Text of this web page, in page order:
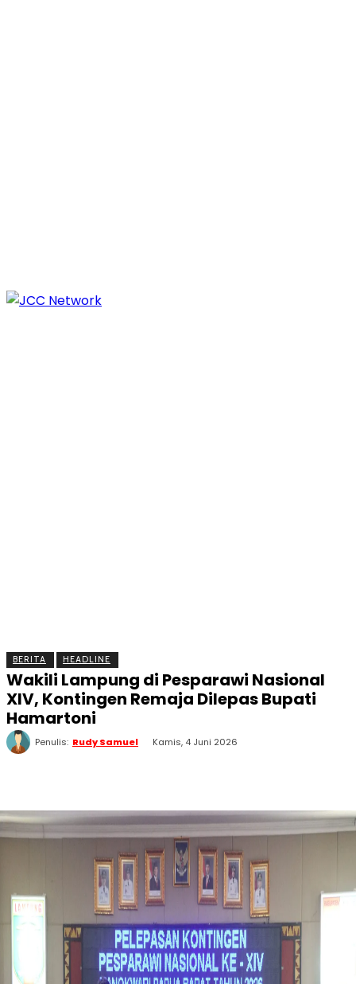
BERITA HEADLINE
Wakili Lampung di Pesparawi Nasional
XIV, Kontingen Remaja Dilepas Bupati
Hamartoni
Penulis: Rudy Samuel Kamis, 4 Juni 2026